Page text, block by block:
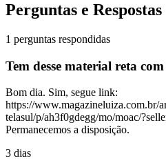
Perguntas e Respostas
1 perguntas respondidas
Tem desse material reta
Bom dia. Sim, segue link:
https://www.magazineluiza.com.br/
telasul/p/ah3f0gdegg/mo/moac/
Permanecemos a disposição.
3 dias